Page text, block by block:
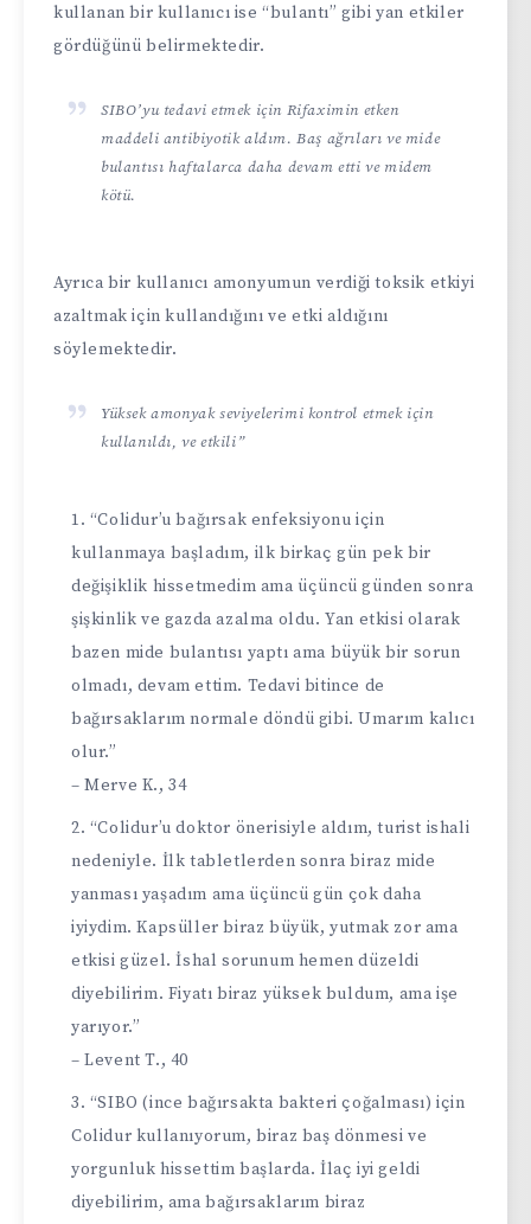
kullanan bir kullanıcı ise “bulantı” gibi yan etkiler
gördüğünü belirmektedir.
SIBO’yu tedavi etmek için Rifaximin etken
maddeli antibiyotik aldım. Baş ağrıları ve mide
bulantısı haftalarca daha devam etti ve midem
kötü.
Ayrıca bir kullanıcı amonyumun verdiği toksik etkiyi
azaltmak için kullandığını ve etki aldığını
söylemektedir.
Yüksek amonyak seviyelerimi kontrol etmek için
kullanıldı, ve etkili”
“Colidur’u bağırsak enfeksiyonu için
kullanmaya başladım, ilk birkaç gün pek bir
değişiklik hissetmedim ama üçüncü günden sonra
şişkinlik ve gazda azalma oldu. Yan etkisi olarak
bazen mide bulantısı yaptı ama büyük bir sorun
olmadı, devam ettim. Tedavi bitince de
bağırsaklarım normale döndü gibi. Umarım kalıcı
olur.”
– Merve K., 34
“Colidur’u doktor önerisiyle aldım, turist ishali
nedeniyle. İlk tabletlerden sonra biraz mide
yanması yaşadım ama üçüncü gün çok daha
iyiydim. Kapsüller biraz büyük, yutmak zor ama
etkisi güzel. İshal sorunum hemen düzeldi
diyebilirim. Fiyatı biraz yüksek buldum, ama işe
yarıyor.”
– Levent T., 40
“SIBO (ince bağırsakta bakteri çoğalması) için
Colidur kullanıyorum, biraz baş dönmesi ve
yorgunluk hissettim başlarda. İlaç iyi geldi
diyebilirim, ama bağırsaklarım biraz